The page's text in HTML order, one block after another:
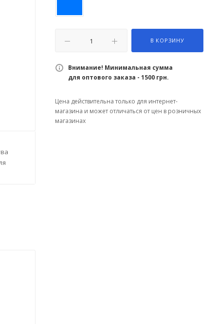
В КОРЗИНУ
Внимание! Минимальная сумма
для оптового заказа - 1500 грн.
Цена действительна только для интернет-
магазина и может отличаться от цен в розничных
магазинах